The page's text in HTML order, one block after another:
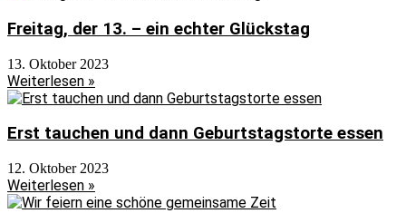
Freitag, der 13. – ein echter Glückstag
13. Oktober 2023
Weiterlesen »
Erst tauchen und dann Geburtstagstorte essen
12. Oktober 2023
Weiterlesen »